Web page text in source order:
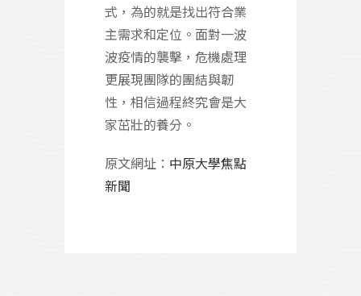
式，為的就是找出符合業
主需求和定位。面對一波
波疫情的襲擊，危機處理
更展現團隊的團結與韌
性，相信過程終究會是大
家茁壯的養分。
原文網址： 中原大學焦點
新聞